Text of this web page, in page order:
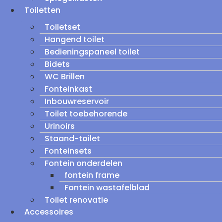
Toiletten
Toiletset
Hangend toilet
Bedieningspaneel toilet
Bidets
WC Brillen
Fonteinkast
Inbouwreservoir
Toilet toebehorende
Urinoirs
Staand-toilet
Fonteinsets
Fontein onderdelen
fontein frame
Fontein wastafelblad
Toilet renovatie
Accessoires